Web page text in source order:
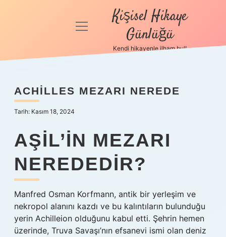
Anasayfa
Politikası
Yasal Uyarı
Hakkımızda
menüyü
Kişisel Hikaye
Günlüğü
Kendi hikayenle ilham bul!
ACHILLES MEZARI NEREDE
Tarih: Kasım 18, 2024
AŞIL’IN MEZARI
NEREDEDIR?
Manfred Osman Korfmann, antik bir yerleşim ve
nekropol alanını kazdı ve bu kalıntıların bulunduğu
yerin Achilleion olduğunu kabul etti. Şehrin hemen
üzerinde, Truva Savaşı’nın efsanevi ismi olan deniz